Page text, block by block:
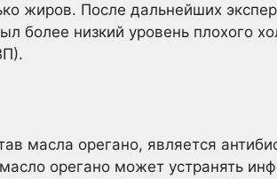
жиров. После дальнейших
более низкий уровень плохого
масла орегано, является
орегано может устранять